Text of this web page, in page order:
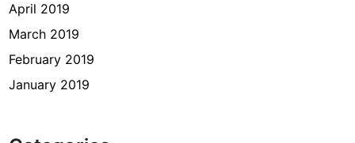
April 2019
March 2019
February 2019
January 2019